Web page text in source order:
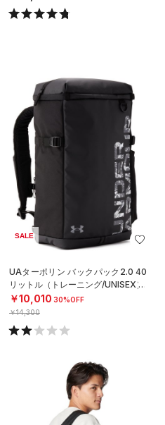
SALE
UAターポリン バックパック2.0 40
リットル（トレーニング/UNISEX）
￥10,010 30%OFF
￥14,300